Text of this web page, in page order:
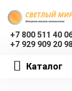
+7 800 511 40
+7 929 909 20
Каталог